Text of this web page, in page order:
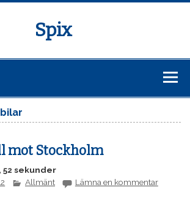
Spix
mot Stockholm
52 sekunder
Allmänt Lämna en kommentar